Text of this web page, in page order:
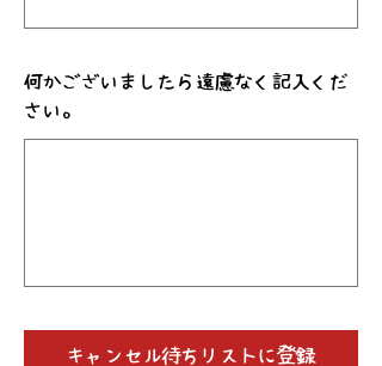
何かございましたら遠慮なく記入くだ
さい。
キャンセル待ちリストに登録